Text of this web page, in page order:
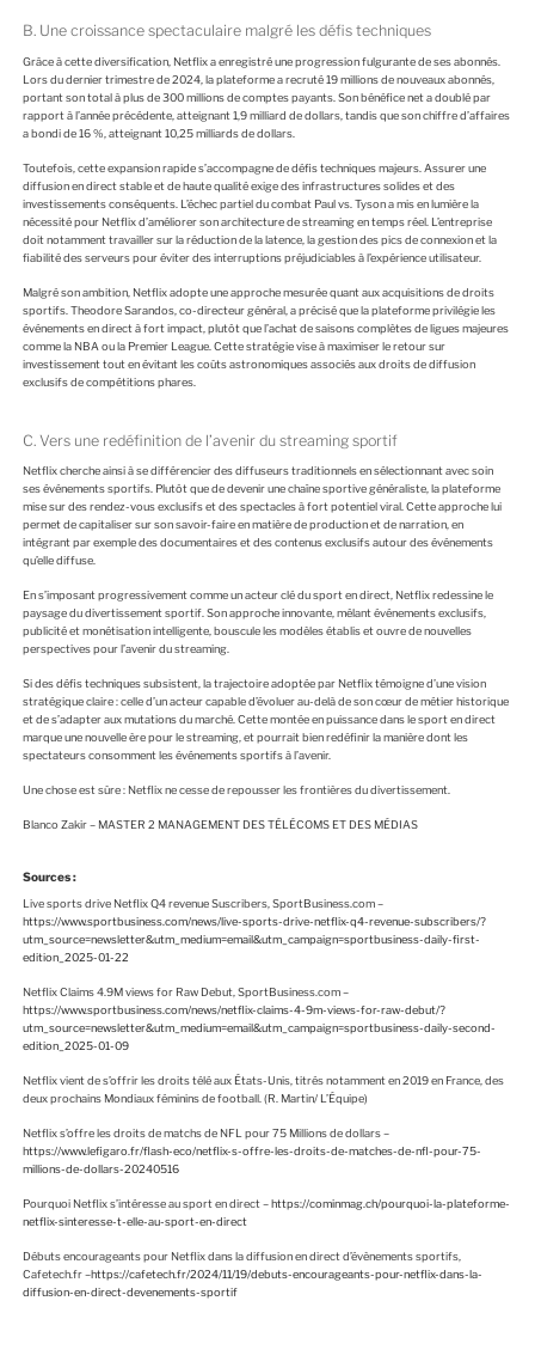
B. Une croissance spectaculaire malgré les défis techniques
Grâce à cette diversification, Netflix a enregistré une progression fulgurante de ses abonnés.
Lors du dernier trimestre de 2024, la plateforme a recruté 19 millions de nouveaux abonnés,
portant son total à plus de 300 millions de comptes payants. Son bénéfice net a doublé par
rapport à l’année précédente, atteignant 1,9 milliard de dollars, tandis que son chiffre d’affaires
a bondi de 16 %, atteignant 10,25 milliards de dollars.
Toutefois, cette expansion rapide s’accompagne de défis techniques majeurs. Assurer une
diffusion en direct stable et de haute qualité exige des infrastructures solides et des
investissements conséquents. L’échec partiel du combat Paul vs. Tyson a mis en lumière la
nécessité pour Netflix d’améliorer son architecture de streaming en temps réel. L’entreprise
doit notamment travailler sur la réduction de la latence, la gestion des pics de connexion et la
fiabilité des serveurs pour éviter des interruptions préjudiciables à l’expérience utilisateur.
Malgré son ambition, Netflix adopte une approche mesurée quant aux acquisitions de droits
sportifs. Theodore Sarandos, co-directeur général, a précisé que la plateforme privilégie les
événements en direct à fort impact, plutôt que l’achat de saisons complètes de ligues majeures
comme la NBA ou la Premier League. Cette stratégie vise à maximiser le retour sur
investissement tout en évitant les coûts astronomiques associés aux droits de diffusion
exclusifs de compétitions phares.
C. Vers une redéfinition de l’avenir du streaming sportif
Netflix cherche ainsi à se différencier des diffuseurs traditionnels en sélectionnant avec soin
ses événements sportifs. Plutôt que de devenir une chaîne sportive généraliste, la plateforme
mise sur des rendez-vous exclusifs et des spectacles à fort potentiel viral. Cette approche lui
permet de capitaliser sur son savoir-faire en matière de production et de narration, en
intégrant par exemple des documentaires et des contenus exclusifs autour des événements
qu’elle diffuse.
En s’imposant progressivement comme un acteur clé du sport en direct, Netflix redessine le
paysage du divertissement sportif. Son approche innovante, mêlant événements exclusifs,
publicité et monétisation intelligente, bouscule les modèles établis et ouvre de nouvelles
perspectives pour l’avenir du streaming.
Si des défis techniques subsistent, la trajectoire adoptée par Netflix témoigne d’une vision
stratégique claire : celle d’un acteur capable d’évoluer au-delà de son cœur de métier historique
et de s’adapter aux mutations du marché. Cette montée en puissance dans le sport en direct
marque une nouvelle ère pour le streaming, et pourrait bien redéfinir la manière dont les
spectateurs consomment les événements sportifs à l’avenir.
Une chose est sûre : Netflix ne cesse de repousser les frontières du divertissement.
Blanco Zakir – MASTER 2 MANAGEMENT DES TÉLÉCOMS ET DES MÉDIAS
Sources:
Live sports drive Netflix Q4 revenue Suscribers, SportBusiness.com –
https://www.sportbusiness.com/news/live-sports-drive-netflix-q4-revenue-subscribers/?
utm_source=newsletter&utm_medium=email&utm_campaign=sportbusiness-daily-first-
edition_2025-01-22
Netflix Claims 4.9M views for Raw Debut, SportBusiness.com –
https://www.sportbusiness.com/news/netflix-claims-4-9m-views-for-raw-debut/?
utm_source=newsletter&utm_medium=email&utm_campaign=sportbusiness-daily-second-
edition_2025-01-09
Netflix vient de s’offrir les droits télé aux États-Unis, titrés notamment en 2019 en France, des
deux prochains Mondiaux féminins de football. (R. Martin/ L’Équipe)
Netflix s’offre les droits de matchs de NFL pour 75 Millions de dollars –
https://www.lefigaro.fr/flash-eco/netflix-s-offre-les-droits-de-matches-de-nfl-pour-75-
millions-de-dollars-20240516
Pourquoi Netflix s’intéresse au sport en direct –https://cominmag.ch/pourquoi-la-plateforme-
netflix-sinteresse-t-elle-au-sport-en-direct
Débuts encourageants pour Netflix dans la diffusion en direct d’évènements sportifs,
Cafetech.fr –https://cafetech.fr/2024/11/19/debuts-encourageants-pour-netflix-dans-la-
diffusion-en-direct-devenements-sportif